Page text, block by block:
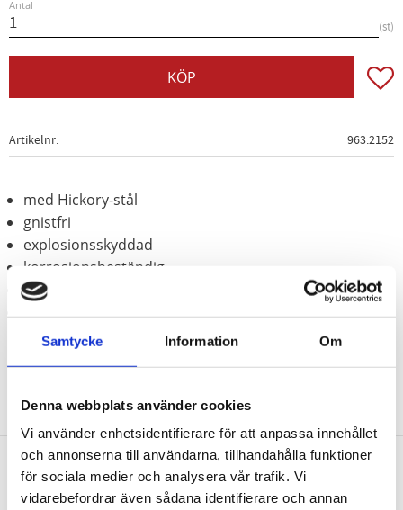
Samtycke Information Om
Denna webbplats använder cookies
Vi använder enhetsidentifierare för att anpassa innehållet
och annonserna till användarna, tillhandahålla funktioner
för sociala medier och analysera vår trafik. Vi
vidarebefordrar även sådana identifierare och annan
Antal
st
KÖP
Artikelnr 963.2152
med Hickory-stål
gnistfri
explosionsskyddad
korrosionsbeständig
slittålig
Aluminium-brons (icke-järn-legering)
Nyhetsbrev